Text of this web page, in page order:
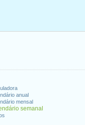
anual
mensal
semanal